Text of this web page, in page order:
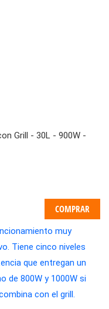
Grill - 30L - 900W -
COMPRAR